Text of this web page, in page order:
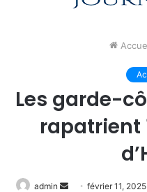
Les garde-
rapatrient
admin
Envoyerfévrier 11, 2025